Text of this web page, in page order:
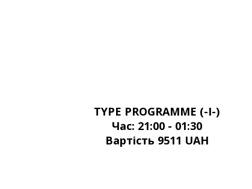
TYPE PROGRAMME (-I-)
Час: 21:00 - 01:30
Вартість 9511 UAH